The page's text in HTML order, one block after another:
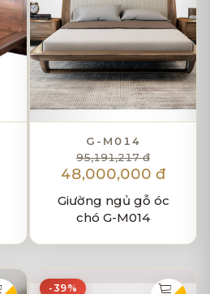
G-M014
95,191,217 đ
48,000,000 đ
Giường ngủ gỗ óc
chó G-M014
-39%